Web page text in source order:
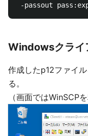
Windowsクライ
作成したp12ファイ
る。
（画面ではWinSCPを